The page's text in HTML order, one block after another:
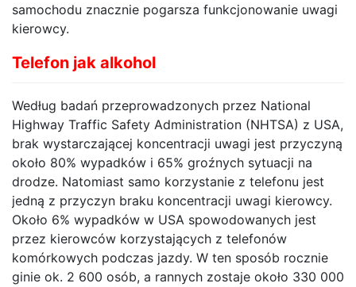
samochodu znacznie pogarsza funkcjonowanie uwagi
kierowcy.
Telefon jak alkohol
Według badań przeprowadzonych przez National
Highway Traffic Safety Administration (NHTSA) z USA,
brak wystarczającej koncentracji uwagi jest przyczyną
około 80% wypadków i 65% groźnych sytuacji na
drodze. Natomiast samo korzystanie z telefonu jest
jedną z przyczyn braku koncentracji uwagi kierowcy.
Około 6% wypadków w USA spowodowanych jest
przez kierowców korzystających z telefonów
komórkowych podczas jazdy. W ten sposób rocznie
ginie ok. 2 600 osób, a rannych zostaje około 330 000